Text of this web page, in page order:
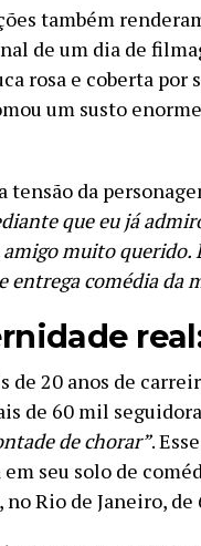
também
de um dia de
rosa e coberta por
um susto
tensão da
que eu já
muito querido.
entrega comédia da
de 20 anos de
de 60 mil
de chorar”.
em seu solo de
no Rio de Janeiro, de